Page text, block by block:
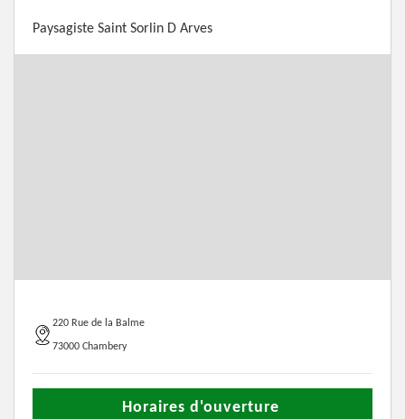
Paysagiste Saint Sorlin D Arves
220 Rue de la Balme
73000 Chambery
Horaires d'ouverture